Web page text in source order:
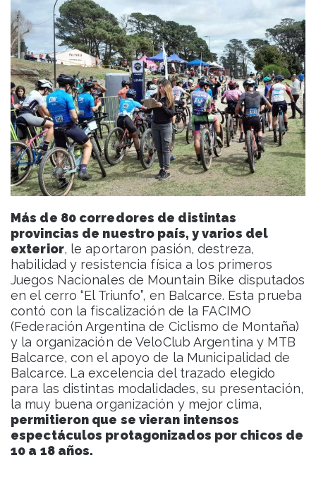
Más de 80 corredores de distintas
provincias de nuestro país, y varios del
exterior, le aportaron pasión, destreza,
habilidad y resistencia física a los primeros
Juegos Nacionales de Mountain Bike disputados
en el cerro “El Triunfo”, en Balcarce. Esta prueba
contó con la fiscalización de la FACIMO
(Federación Argentina de Ciclismo de Montaña)
y la organización de VeloClub Argentina y MTB
Balcarce, con el apoyo de la Municipalidad de
Balcarce. La excelencia del trazado elegido
para las distintas modalidades, su presentación,
la muy buena organización y mejor clima,
permitieron que se vieran intensos
espectáculos protagonizados por chicos de
10 a 18 años.